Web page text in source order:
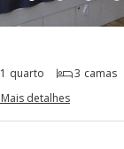
1 quarto 3 camas
Mais detalhes